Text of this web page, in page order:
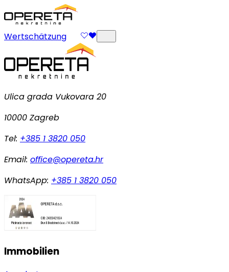
Wertschätzung
Ulica grada Vukovara 20
10000 Zagreb
Tel: +385 1 3820 050
Email: office@opereta.hr
WhatsApp: +385 1 3820 050
Immobilien